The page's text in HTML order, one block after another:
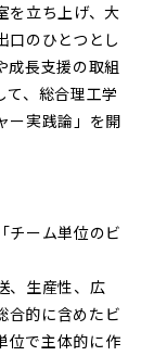
を立ち上げ、大
口のひとつとし
成長支援の取組
て、総合理工学
ー実践論」を開
チーム単位のビ
、生産性、広
合的に含めたビ
位で主体的に作